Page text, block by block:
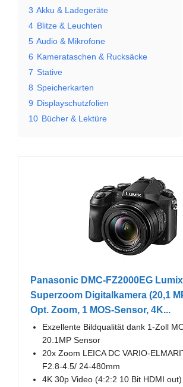
3 Akku & Ladegeräte
4 Blitze & Leuchten
5 Audio & Mikrofone
6 Kamerataschen & Rucksäcke
7 Stative
8 Speicherkarten
9 Displayschutzfolien
10 Bücher & Lektüre
Panasonic DMC-FZ2000EG Lumix
Superzoom Digitalkamera (20,1
Opt. Zoom, 1 MOS-Sensor, 4K...
Exzellente Bildqualität dank 1-Zoll
20.1MP Sensor
20x Zoom LEICA DC VARIO-
F2.8-4.5/ 24-480mm
4K 30p Video (4:2:2 10 Bit HDMI